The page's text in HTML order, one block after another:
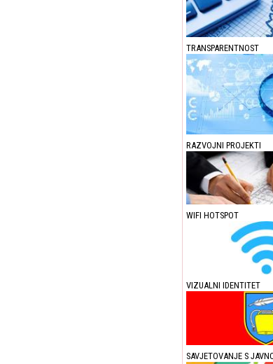
TRANSPARENTNOST
RAZVOJNI PROJEKTI
WIFI HOTSPOT
VIZUALNI IDENTITET
SAVJETOVANJE S